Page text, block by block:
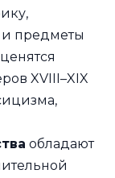
и предметы
XVIII–XIX
обладают